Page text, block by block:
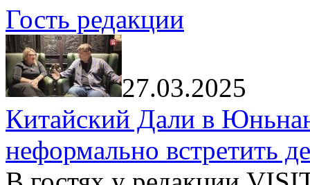
Гость редакции
27.03.2025
Китайский Дали в
неформально встретить